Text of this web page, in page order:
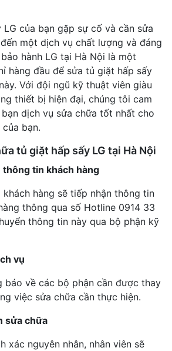
LG của bạn gặp sự cố và cần sửa
một dịch vụ chất lượng và đáng
hành LG tại Hà Nội là một
hàng đầu để sửa tủ giặt hấp sấy
Với đội ngũ kỹ thuật viên giàu
thiết bị hiện đại, chúng tôi cam
dịch vụ sửa chữa tốt nhất cho
bạn.
tủ giặt hấp sấy LG tại Hà Nội
thông tin khách hàng
khách hàng sẽ tiếp nhận thông tin
thông qua số Hotline 0914 33
thông tin này qua bộ phận kỹ
vụ
báo về các bộ phận cần được thay
việc sửa chữa cần thực hiện.
sửa chữa
xác nguyên nhân, nhân viên sẽ